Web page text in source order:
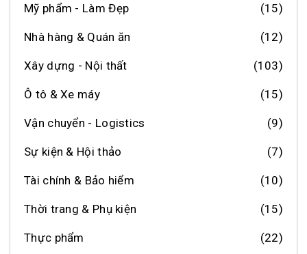
Mỹ phẩm - Làm Đẹp (15)
Nhà hàng & Quán ăn (12)
Xây dựng - Nội thất (103)
Ô tô & Xe máy (15)
Vận chuyển - Logistics (9)
Sự kiện & Hội thảo (7)
Tài chính & Bảo hiểm (10)
Thời trang & Phụ kiện (15)
Thực phẩm (22)